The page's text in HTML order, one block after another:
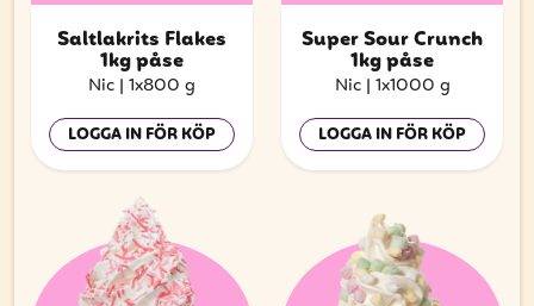
Saltlakrits Flakes
1kg påse
Nic | 1x800 g
LOGGA IN FÖR KÖP
Super Sour Crunch
1kg påse
Nic | 1x1000 g
LOGGA IN FÖR KÖP